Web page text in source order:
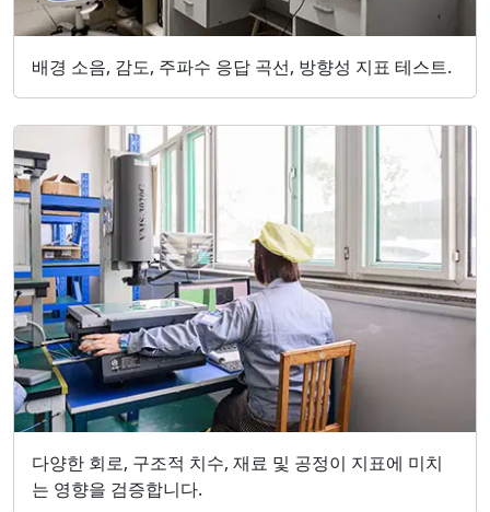
배경 소음, 감도, 주파수 응답 곡선, 방향성 지표 테스트.
다양한 회로, 구조적 치수, 재료 및 공정이 지표에 미치
는 영향을 검증합니다.